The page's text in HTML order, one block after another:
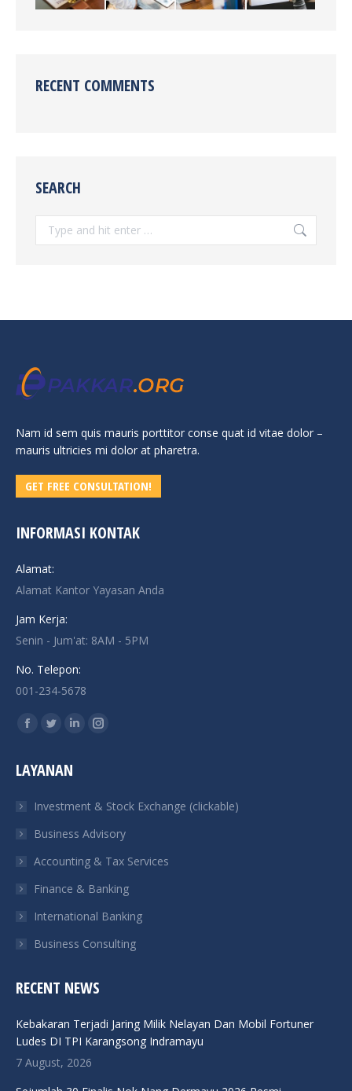
RECENT COMMENTS
SEARCH
Search:
Nam id sem quis mauris porttitor conse quat id vitae dolor –
mauris ultricies mi dolor at pharetra.
GET FREE CONSULTATION!
INFORMASI KONTAK
Alamat:
Alamat Kantor Yayasan Anda
Jam Kerja:
Senin - Jum'at: 8AM - 5PM
No. Telepon:
001-234-5678
Find us on:
Facebook
opens
new
window
Twitter
opens
new
window
Linkedin
new
window
Instagram
new
window
LAYANAN
Investment & Stock Exchange (clickable)
Business Advisory
Accounting & Tax Services
Finance & Banking
International Banking
Business Consulting
RECENT NEWS
Kebakaran Terjadi Jaring Milik Nelayan Dan Mobil Fortuner
Ludes DI TPI Karangsong Indramayu
7 August, 2026